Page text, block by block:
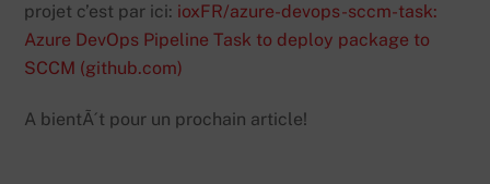
projet c’est par ici: ioxFR/azure-devops-sccm-task:
Azure DevOps Pipeline Task to deploy package to
SCCM (github.com)
A bientÃ´t pour un prochain article!